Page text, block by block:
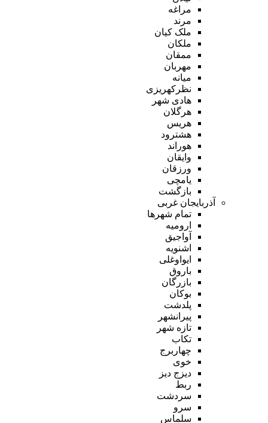
مراغه
مرند
ملک کیان
ملکان
ممقان
مهربان
میانه
نظرکهریزی
هادی شهر
هرگلان
هریس
هشترود
هوراند
وایقان
ورزقان
یامچی
بازگشت
آذربایجان غربی
تمام شهر‌ها
ارومیه
آواجیق
اشنویه
ایواوغلی
باروق
بازرگان
بوکان
پلدشت
پیرانشهر
تازه شهر
تکاب
چهاربرج
خوی
دیزج دیز
ربط
سردشت
سرو
سلماس